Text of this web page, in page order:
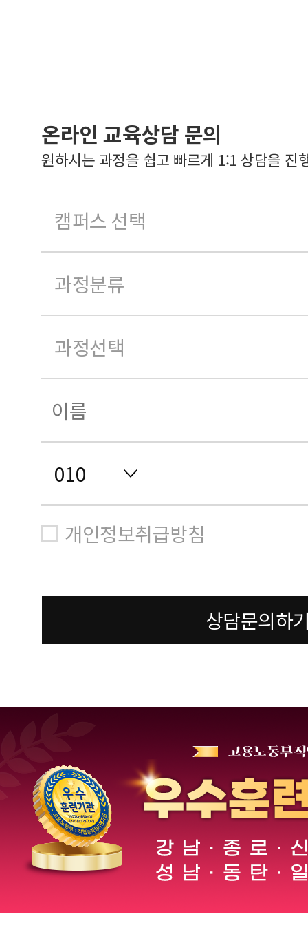
온라인 교육상담 문의
원하시는 과정을 쉽고 빠르게 1:1 상담을 진
개인정보취급방침
상담문의하